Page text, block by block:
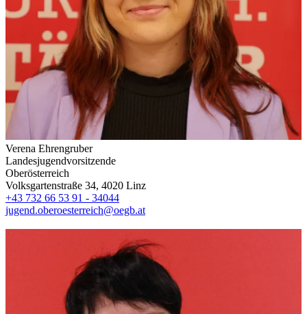
Verena Ehrengruber
Landesjugendvorsitzende
Oberösterreich
Volksgartenstraße 34, 4020 Linz
+43 732 66 53 91 - 34044
jugend.oberoesterreich@oegb.at